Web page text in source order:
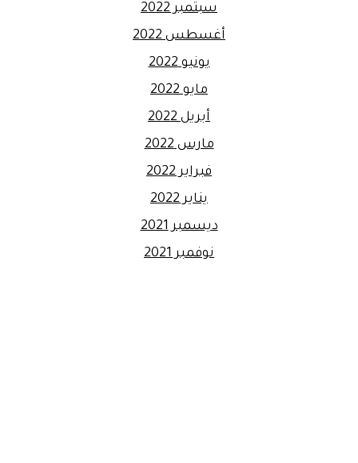
سبتمبر 2022
أغسطس 2022
يونيو 2022
مايو 2022
أبريل 2022
مارس 2022
فبراير 2022
يناير 2022
ديسمبر 2021
نوفمبر 2021